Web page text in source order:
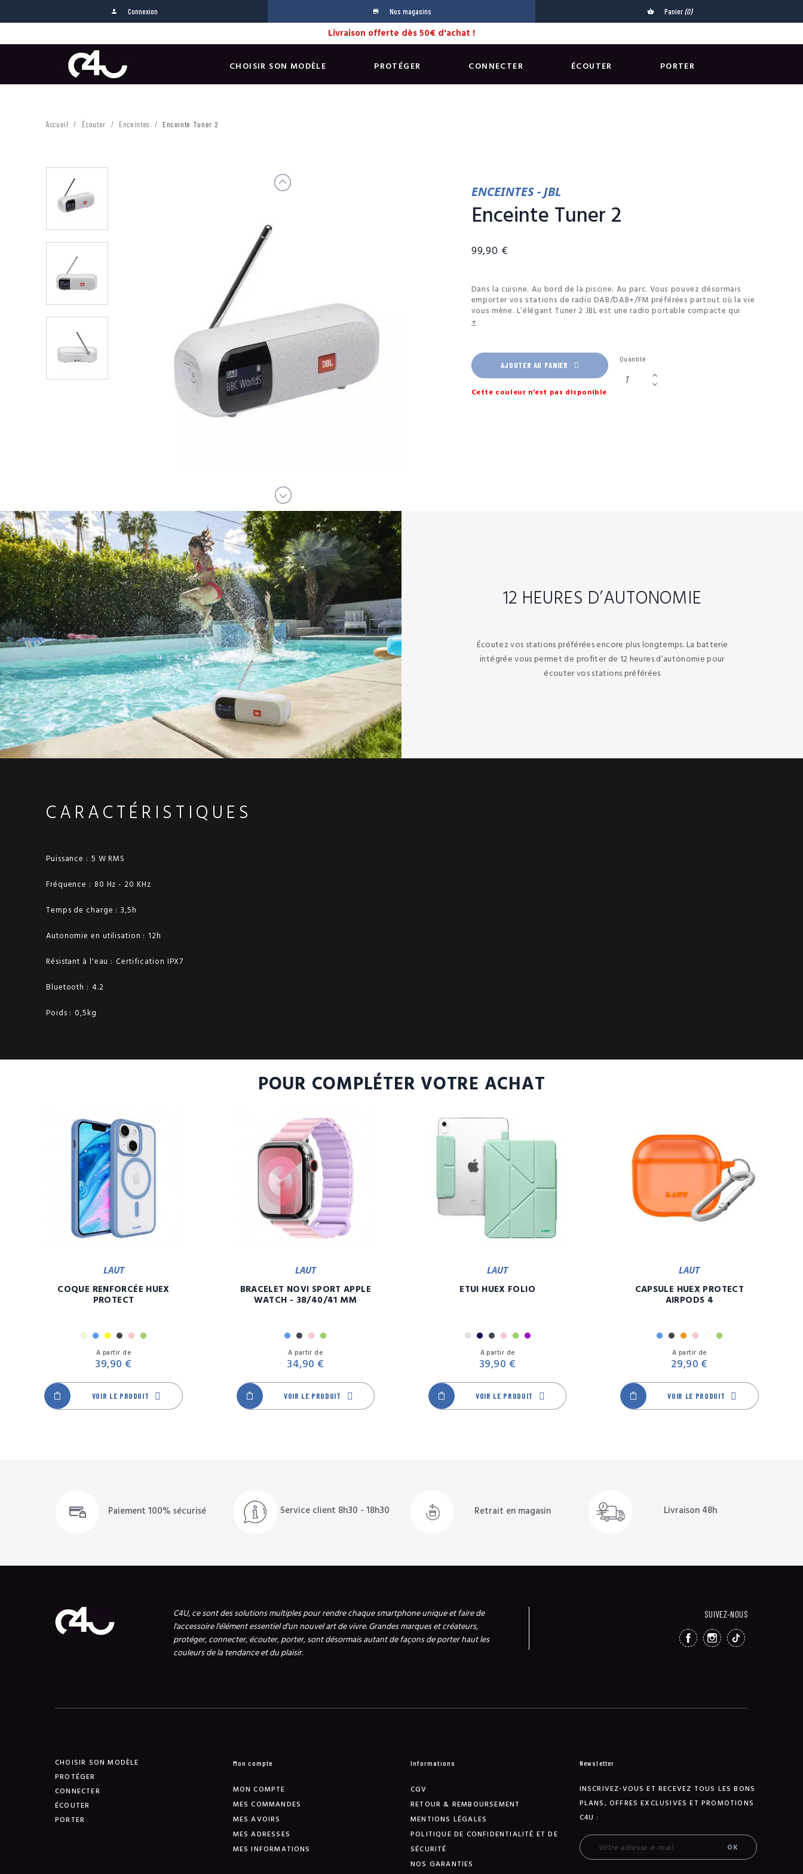
person Connexion store Nos magasins shopping_basket Panier (0)
Livraison offerte dès 50€ d'achat !
CHOISIR SON MODÈLE PROTÉGER CONNECTER ÉCOUTER PORTER
Accueil Écouter Enceintes Enceinte Tuner 2
ENCEINTES - JBL
Enceinte Tuner 2
99,90 €
Dans la cuisine. Au bord de la piscine. Au parc. Vous pouvez désormais
emporter vos stations de radio DAB/DAB+/FM préférées partout où la vie
vous mène. L’élégant Tuner 2 JBL est une radio portable compacte qui
vous offre un son cristallin, la connectivité Bluetooth et 12 heures
menu déroulant pour une lecture simple des informations sur la station de
radio. Avec un indice d’étanchéité IPX7, elle est conçue pour une
utilisation en extérieur. Ainsi, même en cas de pluie torrentielle soudaine,
pas de stress. Écoutez vos stations préférées pendant des heures. Que
vous écoutiez les news et la météo le matin, de la musique ou d’autres
+
Quantité
AJOUTER AU PANIER
Cette couleur n'est pas disponible
12 HEURES D’AUTONOMIE
Écoutez vos stations préférées encore plus longtemps. La batterie
intégrée vous permet de profiter de 12 heures d’autonomie pour
écouter vos stations préférées
CARACTÉRISTIQUES
Puissance : 5 W RMS
Fréquence : 80 Hz - 20 KHz
Temps de charge : 3,5h
Autonomie en utilisation : 12h
Résistant à l'eau : Certification IPX7
Bluetooth : 4.2
Poids : 0,5kg
POUR COMPLÉTER VOTRE ACHAT
LAUT
COQUE RENFORCÉE HUEX
PROTECT
Beige
BleuJaune
NoirRoseVert
A partir de
39,90 €
VOIR LE PRODUIT
LAUT
BRACELET NOVI SPORT APPLE
WATCH - 38/40/41 MM
BleuNoirRoseVert
A partir de
34,90 €
VOIR LE PRODUIT
LAUT
ETUI HUEX FOLIO
GrisMarine
NoirRose
VertViolet
A partir de
39,90 €
VOIR LE PRODUIT
LAUT
CAPSULE HUEX PROTECT
AIRPODS 4
BleuNoirOrange
RoseTransparent
Vert
A partir de
29,90 €
VOIR LE PRODUIT
Paiement 100% sécurisé Service client 8h30 - 18h30 Retrait en magasin Livraison 48h
C4U, ce sont des solutions multiples pour rendre chaque smartphone unique et faire de
l'accessoire l'élément essentiel d'un nouvel art de vivre. Grandes marques et créateurs,
protéger, connecter, écouter, porter, sont désormais autant de façons de porter haut les
couleurs de la tendance et du plaisir.
SUIVEZ-NOUS
FACEBOOKINSTAGRAM
TIKTOK
CHOISIR SON MODÈLE
PROTÉGER
CONNECTER
ÉCOUTER
PORTER
Mon compte
MON COMPTE
MES COMMANDES
MES AVOIRS
MES ADRESSES
MES INFORMATIONS
Informations
CGV
RETOUR & REMBOURSEMENT
MENTIONS LÉGALES
POLITIQUE DE CONFIDENTIALITÉ ET DE
SÉCURITÉ
NOS GARANTIES
Newsletter
INSCRIVEZ-VOUS ET RECEVEZ TOUS LES BONS
PLANS, OFFRES EXCLUSIVES ET PROMOTIONS
C4U :